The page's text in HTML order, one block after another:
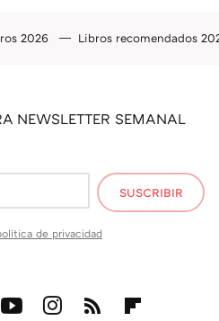
2026 Libros recomendados
NEWSLETTER SEMANAL
SUSCRIBIR
de privacidad